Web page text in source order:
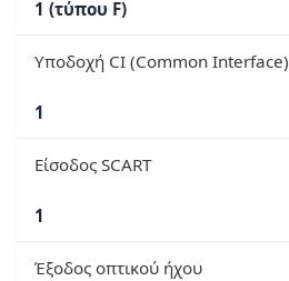
1 (τύπου F)
Υποδοχή CI (Common Interface)
1
Είσοδος SCART
1
Έξοδος οπτικού ήχου